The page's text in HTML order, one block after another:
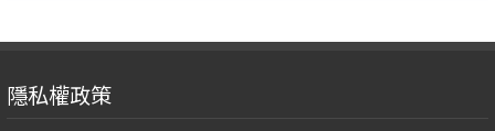
隱私權政策